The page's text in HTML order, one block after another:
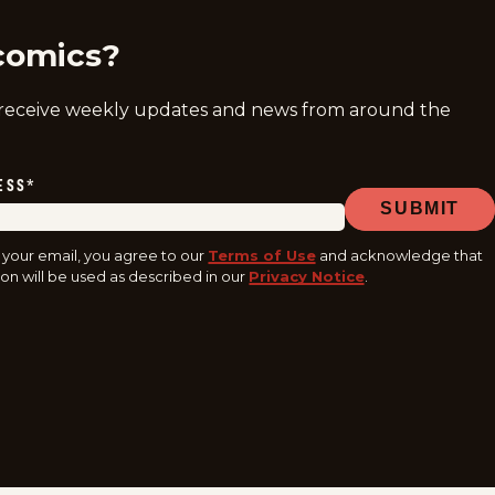
weekly updates and news from around the
*
SUBMIT
email, you agree to our Terms of Use and acknowledge that
will be used as described in our Privacy Notice